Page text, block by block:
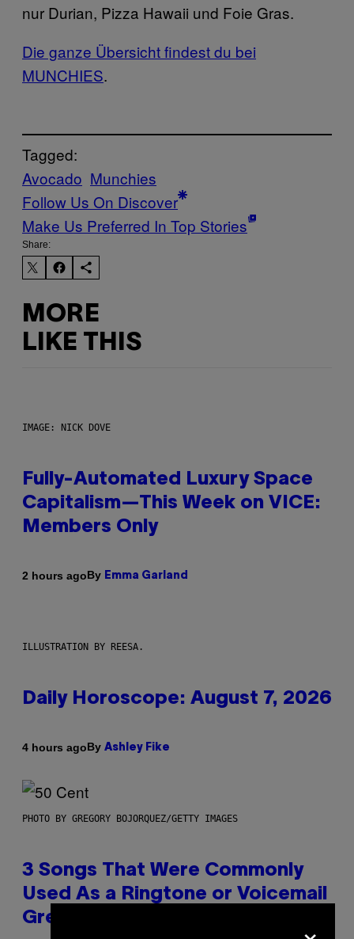
nur Durian, Pizza Hawaii und Foie Gras.
Die ganze Übersicht findest du bei
MUNCHIES.
Tagged:
Avocado Munchies
Follow Us On Discover
Make Us Preferred In Top Stories
Share:
MORE
LIKE THIS
IMAGE: NICK DOVE
Fully-Automated Luxury Space
Capitalism—This Week on VICE:
Members Only
2 hours agoBy Emma Garland
ILLUSTRATION BY REESA.
Daily Horoscope: August 7, 2026
4 hours agoBy Ashley Fike
PHOTO BY GREGORY BOJORQUEZ/GETTY IMAGES
3 Songs That Were Commonly
Used As a Ringtone or Voicemail
Greeting in the 2000s